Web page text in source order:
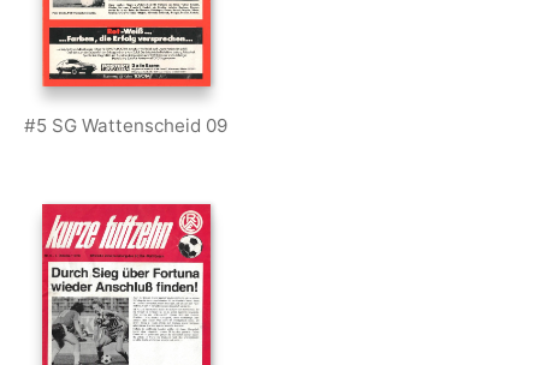
#5 SG Wattenscheid 09